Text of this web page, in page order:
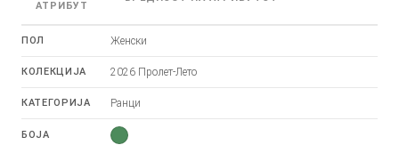
АТРИБУТ
ПОЛ Женски
КОЛЕКЦИЈА 2026 Пролет-Лето
КАТЕГОРИЈА Ранци
БОЈА